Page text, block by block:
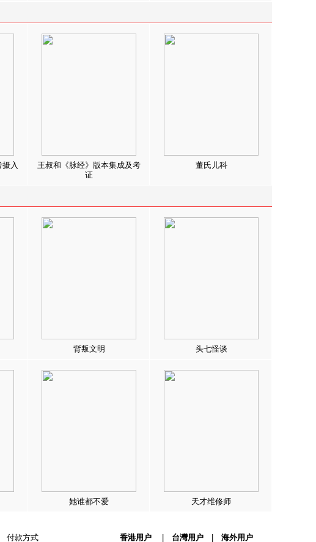
入
王叔和《脉经》版本集成及考
证
董氏儿科
背叛文明 头七怪谈
她谁都不爱 天才维修师
付款方式 香港用户| 台灣用户| 海外用户